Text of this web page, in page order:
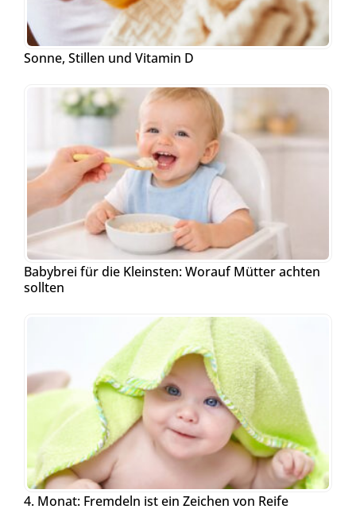
Sonne, Stillen und Vitamin D
Babybrei für die Kleinsten: Worauf Mütter achten
sollten
4. Monat: Fremdeln ist ein Zeichen von Reife